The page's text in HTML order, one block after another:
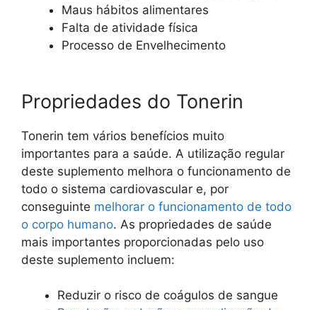
Maus hábitos alimentares
Falta de atividade física
Processo de Envelhecimento
Propriedades do Tonerin
Tonerin tem vários benefícios muito
importantes para a saúde. A utilização regular
deste suplemento melhora o funcionamento de
todo o sistema cardiovascular e, por
conseguinte melhorar o funcionamento de todo
o corpo humano. As propriedades de saúde
mais importantes proporcionadas pelo uso
deste suplemento incluem:
Reduzir o risco de coágulos de sangue